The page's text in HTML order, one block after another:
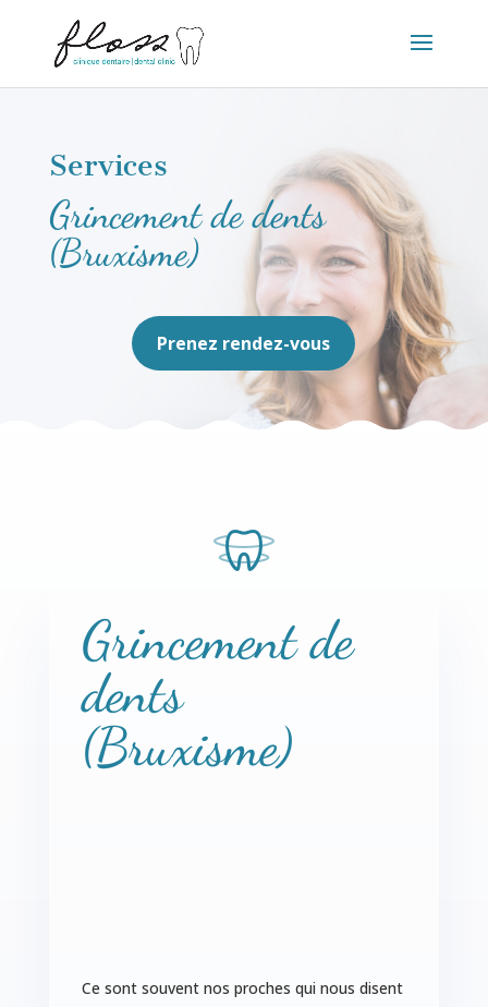
Services
Grincement de dents
(Bruxisme)
Prenez rendez-vous
Grincement de
dents
(Bruxisme)
Ce sont souvent nos proches qui nous disent